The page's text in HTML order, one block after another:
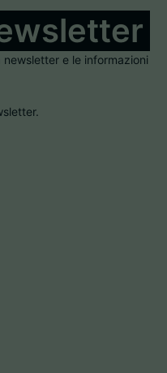
e le informazioni